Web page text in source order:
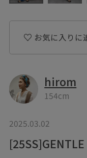
お気に入りに
hirom
154cm
2025.03.02